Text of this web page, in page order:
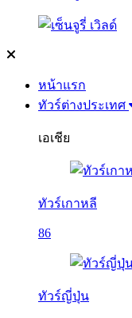
หน้าแรก
ทัวร์ต่างประเทศ
เอเชีย
ทัวร์เกาหลี
86
ทัวร์ญี่ปุ่น